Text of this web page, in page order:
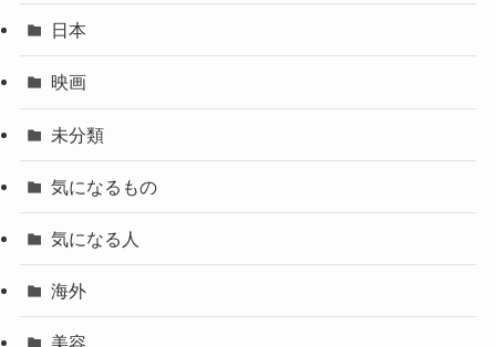
日本
映画
未分類
気になるもの
気になる人
海外
美容